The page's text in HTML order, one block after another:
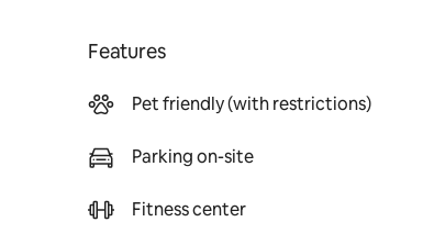
Features
Pet friendly (with restrictions)
Parking on-site
Fitness center